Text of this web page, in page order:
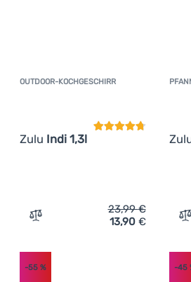
OUTDOOR-KOCHGESCHIRR
Zulu Indi 1,3l
Kundenbewertung
Zum Vergleich 'Outdoor-
23,99€
13,90 €
-55 % -45